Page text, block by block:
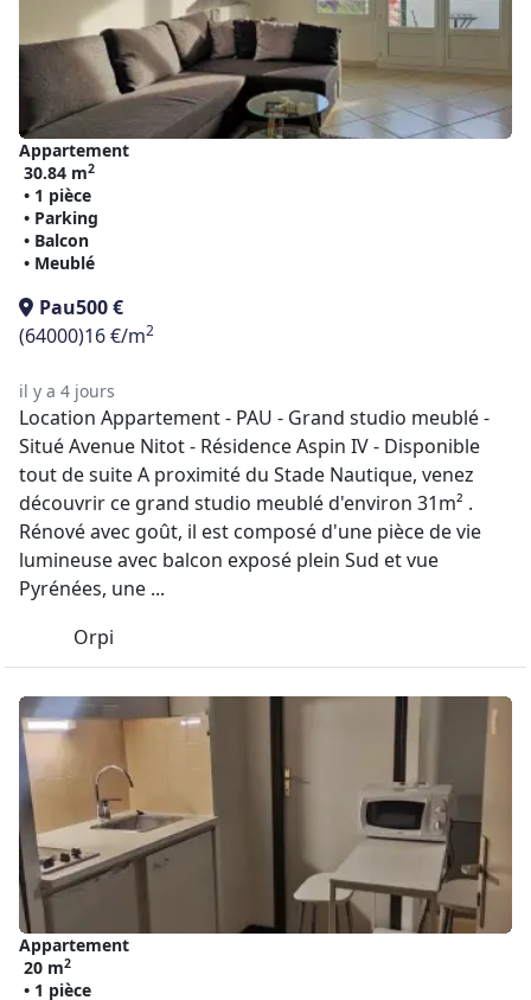
Appartement
30.84 m2
• 1 pièce
• Parking
• Balcon
• Meublé
Pau500 €
(64000)16 €/m2
il y a 4 jours
Location Appartement - PAU - Grand studio meublé -
Situé Avenue Nitot - Résidence Aspin IV - Disponible
tout de suite A proximité du Stade Nautique, venez
découvrir ce grand studio meublé d'environ 31m² .
Rénové avec goût, il est composé d'une pièce de vie
lumineuse avec balcon exposé plein Sud et vue
Pyrénées, une ...
Orpi
Appartement
20 m2
• 1 pièce